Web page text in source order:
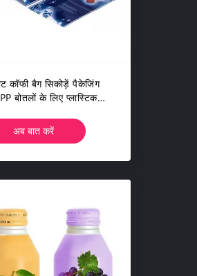
कॉफी बैग सिकोड़ें पैकेजिंग
बोतलों के लिए प्लास्टिक
अब बात करें